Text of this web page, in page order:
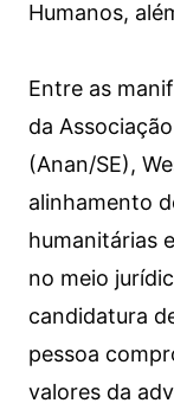
Humanos,
Entre as
da
(Anan/SE),
alinhamento
humanitárias
no meio
candidatura
pessoa
valores da